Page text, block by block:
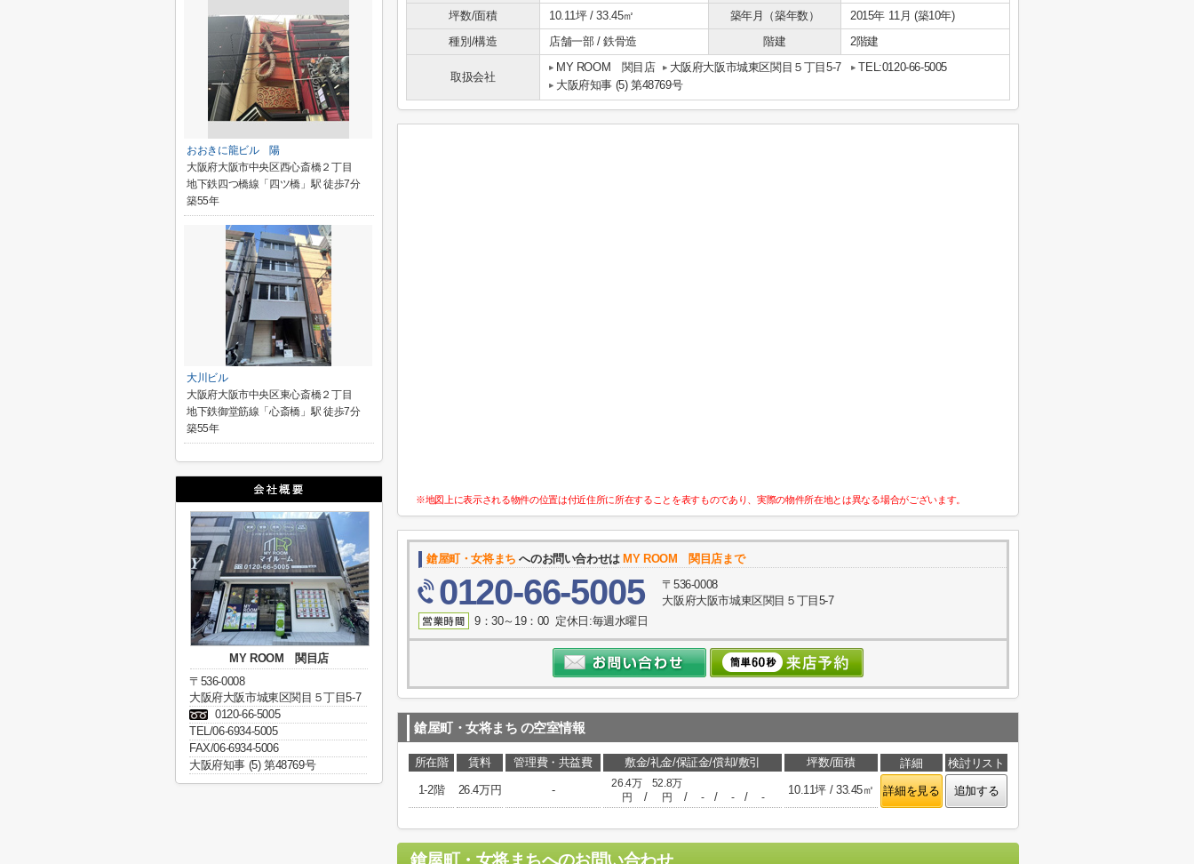
坪数/面積
10.11坪 / 33.45㎡ 築年月（築年数）
2015年 11月 (築10年)
種別/構造
店舗一部 / 鉄骨造 階建 2階建
取扱会社
MY ROOM 関目店 大阪府大阪市城東区関目５丁目5-7
TEL:0120-66-5005
大阪府知事 (5) 第48769号
※地図上に表示される物件の位置は付近住所に所在することを表すものであり、実際の物件所在地とは異なる場合がございます。
鎗屋町・女将まち へのお問い合わせは MY ROOM 関目店まで
0120-66-5005
〒536-0008
大阪府大阪市城東区関目５丁目5-7
9：30～19：00 定休日:毎週水曜日
鎗屋町・女将まち の空室情報
所在階 賃料 管理費・共益費 敷金/礼金/保証金/償却/敷引 坪数/面積 詳細
検討リスト
1-2階
26.4万円 -
26.4万
円
/
52.8万
円
/ - / - / -
10.11坪 / 33.45㎡ 詳細を見る 追加する
鎗屋町・女将まちへのお問い合わせ
おおきに龍ビル 陽
大阪府大阪市中央区西心斎橋２丁目
地下鉄四つ橋線「四ツ橋」駅 徒歩7分
築55年
大川ビル
大阪府大阪市中央区東心斎橋２丁目
地下鉄御堂筋線「心斎橋」駅 徒歩7分
築55年
MY ROOM 関目店
〒536-0008
大阪府大阪市城東区関目５丁目5-7
0120-66-5005
TEL/06-6934-5005
FAX/06-6934-5006
大阪府知事 (5) 第48769号